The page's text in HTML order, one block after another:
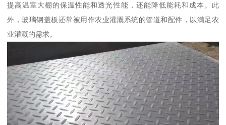
提高温室大棚的保温性能和透光性能，还能降低能耗和成本。此
外，玻璃钢盖板还常被用作农业灌溉系统的管道和配件，以满足农
业灌溉的需求。